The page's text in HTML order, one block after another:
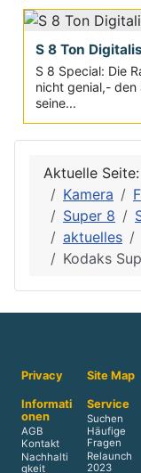
S 8 Ton
S 8 Special: Die
nicht genial,- den
seine...
Aktuelle Seite:
Kamera
Super 8
aktuelles
Kodaks
Privacy Site Map
Informati
onen
AGB
Kontakt
Nachhalti
gkeit
Service
Suchen
Häufige
Fragen
Relaunch
2023